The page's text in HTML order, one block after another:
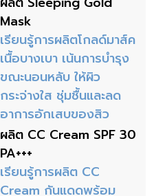
Mask
เรียนรู้การผลิตโกลด์มาส์ค
เนื้อบางเบา เน้นการบำรุง
ขณะนอนหลับ ให้ผิว
กระจ่างใส ชุ่มชื้นและลด
อาการอักเสบของสิว
ผลิต CC Cream SPF 30
PA+++
เรียนรู้การผลิต CC
Cream กันแดดพร้อม